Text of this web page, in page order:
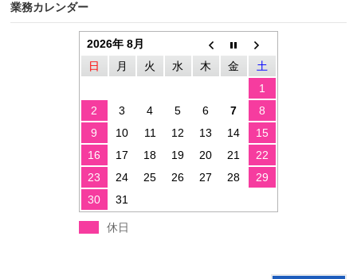
業務カレンダー
2026年 8月
日
月 火 水 木 金
土
1
2
3 4 5 6 7
8
9
10 11 12 13 14
15
16
17 18 19 20 21
22
23
24 25 26 27 28
29
30
31
休日